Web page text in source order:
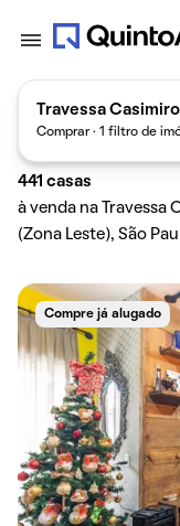
Travessa
Comprar · 1 filtro de
441 casas
à venda na Travessa
(Zona Leste), São
Compre já alugado